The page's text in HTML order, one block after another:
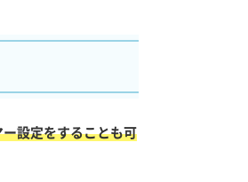
設定をすることも可